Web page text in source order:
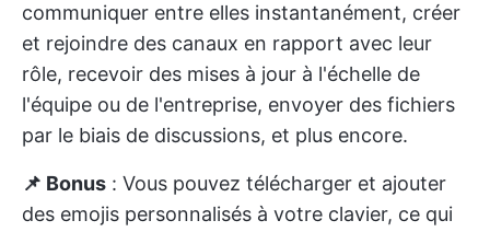
communiquer entre elles instantanément, créer
et rejoindre des canaux en rapport avec leur
rôle, recevoir des mises à jour à l'échelle de
l'équipe ou de l'entreprise, envoyer des fichiers
par le biais de discussions, et plus encore.
📌 Bonus : Vous pouvez télécharger et ajouter
des emojis personnalisés à votre clavier, ce qui